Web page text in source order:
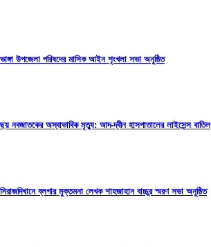
ভাঙ্গা উপজেলা পরিষদের মাসিক আইন শৃংখলা সভা অনুষ্ঠিত
ছয় নবজাতকের অস্বাভাবিক মৃত্যু: আদ-দ্বীন হাসপাতালের লাইসেন্স বাতিল
সিরাজদিখানে ব্লগার মুক্তমনা লেখক শাহজাহান বাচ্চুর স্মরণ সভা অনুষ্ঠিত